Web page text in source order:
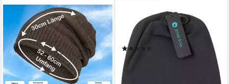
STARK SOUL®
Beanie Unisex in angenehmer
Baumwoll-Jersey-Qualität
9,95 €
lieferbar - in 2-3 Werktagen bei dir